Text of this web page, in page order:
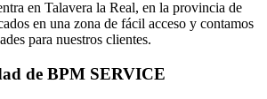
en Talavera la Real, en la provincia de
en una zona de fácil acceso y contamos
para nuestros clientes.
de BPM SERVICE